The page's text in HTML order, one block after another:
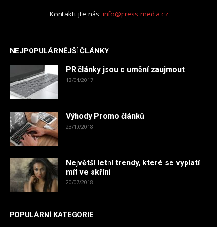
Kontaktujte nás: info@press-media.cz
NEJPOPULÁRNĚJŠÍ ČLÁNKY
PR články jsou o umění zaujmout
13/04/2017
Výhody Promo článků
23/10/2018
Největší letní trendy, které se vyplatí
mít ve skříni
20/07/2018
POPULÁRNÍ KATEGORIE